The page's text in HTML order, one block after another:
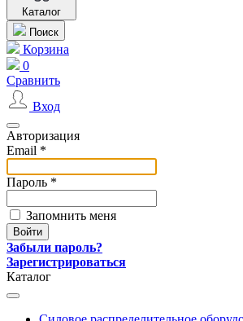
Каталог
Поиск
Корзина
0
Сравнить
Вход
Авторизация
Email *
Пароль *
Запомнить меня
Забыли пароль?
Зарегистрироваться
Каталог